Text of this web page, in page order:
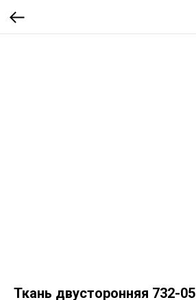
Ткань двусторонняя 732-05